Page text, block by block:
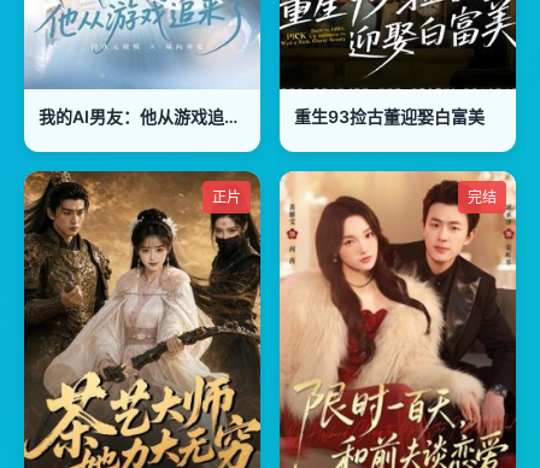
我的AI男友：他从游戏追来了 重生93捡古董迎娶白富美
正片 完结